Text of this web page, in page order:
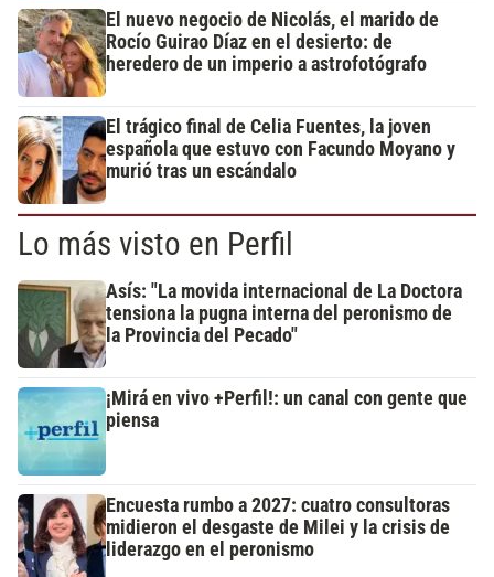
El nuevo negocio de Nicolás, el marido de
Rocío Guirao Díaz en el desierto: de
heredero de un imperio a astrofotógrafo
El trágico final de Celia Fuentes, la joven
española que estuvo con Facundo Moyano y
murió tras un escándalo
Lo más visto en Perfil
Asís: "La movida internacional de La Doctora
tensiona la pugna interna del peronismo de
la Provincia del Pecado"
¡Mirá en vivo +Perfil!: un canal con gente que
piensa
Encuesta rumbo a 2027: cuatro consultoras
midieron el desgaste de Milei y la crisis de
liderazgo en el peronismo